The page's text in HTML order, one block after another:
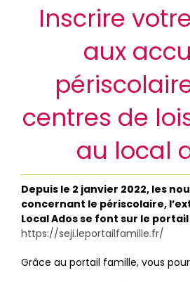
Inscrire
aux
centres de
au local
Depuis le 2 janvier 2022, les
concernant le périscolaire,
Local Ados se font sur le
https://seji.leportailfamille.fr/
Grâce au portail famille, vous